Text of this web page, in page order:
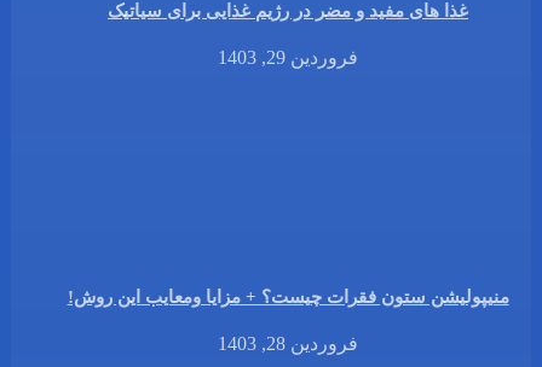
غذا های مفید و مضر در رژیم غذایی برای سیاتیک
فروردین 29, 1403
منیپولیشن ستون فقرات چیست؟ + مزایا ومعایب این روش!
فروردین 28, 1403